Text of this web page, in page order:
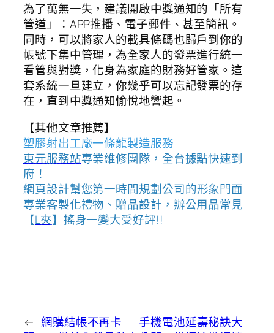
為了萬無一失，建議開啟中獎通知的「所有
管道」：APP推播、電子郵件、甚至簡訊。
同時，可以將家人的載具條碼也歸戶到你的
帳號下集中管理，為全家人的發票進行統一
看管與對獎，化身為家庭的財務好管家。這
套系統一旦建立，你幾乎可以忘記發票的存
在，直到中獎通知愉悅地響起。
【其他文章推薦】
塑膠射出工廠一條龍製造服務
東元服務站專業維修團隊，全台據點快速到
府！
網頁設計幫您第一時間規劃公司的形象門面
專業客製化禮物、贈品設計，辦公用品常見
【L夾】搖身一變大受好評!!
← 網購結帳不再卡
手機電池延壽秘訣大